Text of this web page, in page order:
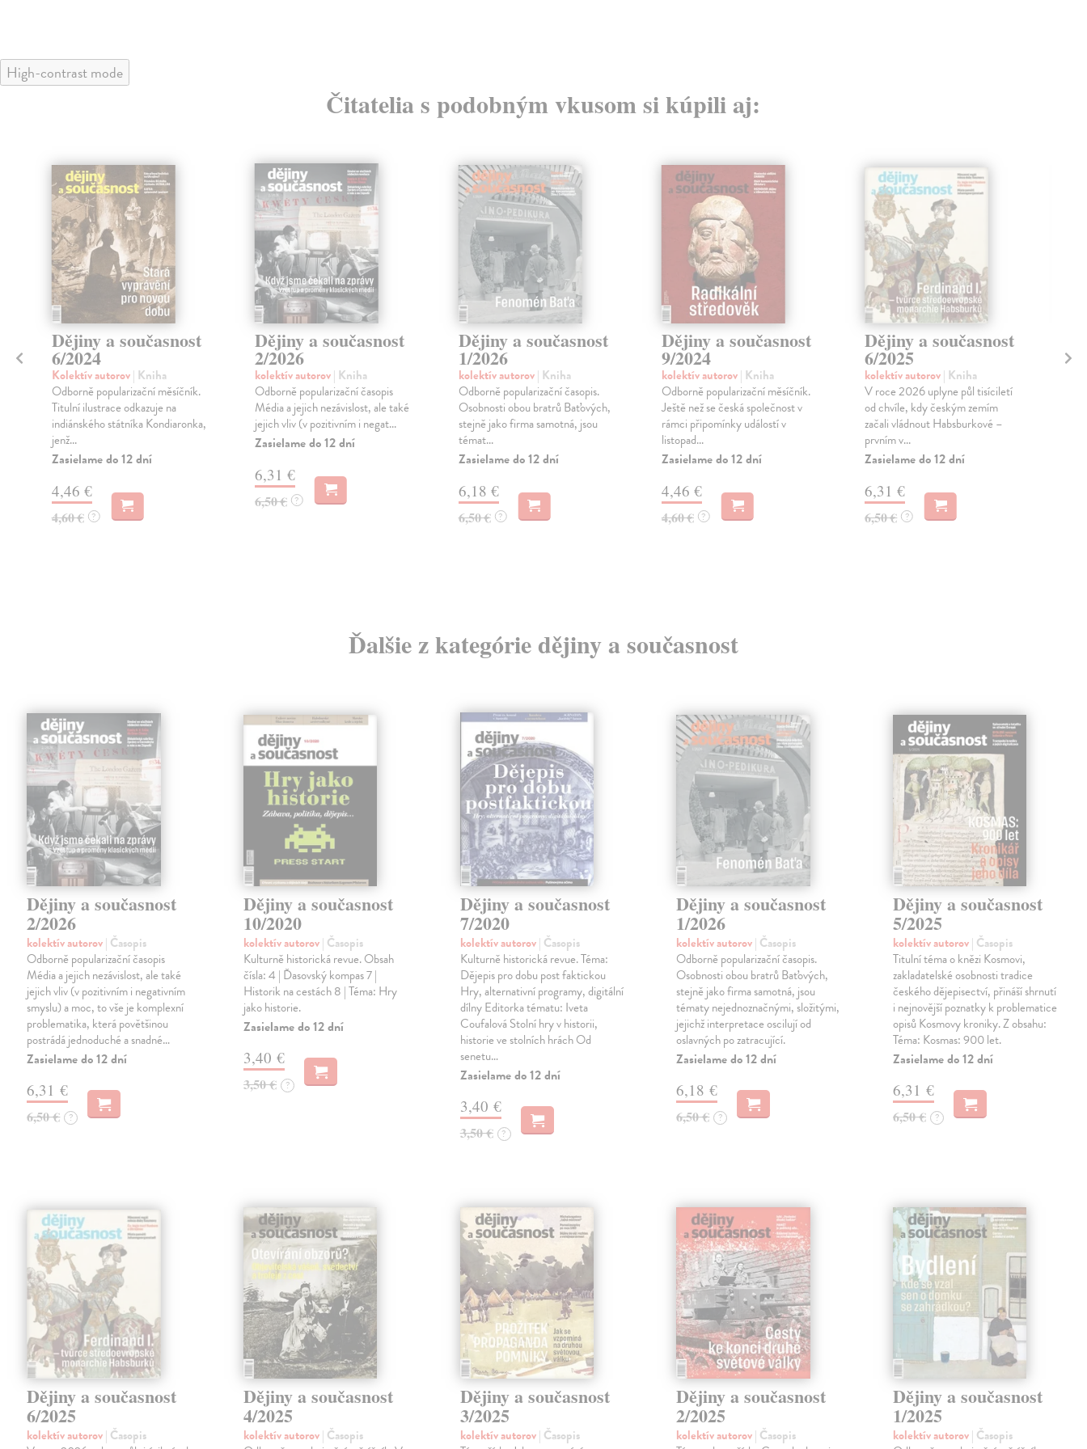
High-contrast mode
Čitatelia s podobným vkusom si kúpili aj:
Dějiny a současnost
6/2024
Kolektív autorov| Kniha
Odborně popularizační měsíčník.
Titulní ilustrace odkazuje na
indiánského státníka Kondiaronka,
jenž...
Zasielame do 12 dní
4,46 €
4,60 € ?
Dějiny a současnost
2/2026
kolektív autorov| Kniha
Odborně popularizační časopis
Média a jejich nezávislost, ale také
jejich vliv (v pozitivním i negat...
Zasielame do 12 dní
6,31 €
6,50 € ?
Dějiny a současnost
1/2026
kolektív autorov| Kniha
Odborně popularizační časopis.
Osobnosti obou bratrů Baťových,
stejně jako firma samotná, jsou
témat...
Zasielame do 12 dní
6,18 €
6,50 € ?
Dějiny a současnost
9/2024
kolektív autorov| Kniha
Odborně popularizační měsíčník.
Ještě než se česká společnost v
rámci připomínky událostí v
listopad...
Zasielame do 12 dní
4,46 €
4,60 € ?
Dějiny a současnost
6/2025
kolektív autorov| Kniha
V roce 2026 uplyne půl tisíciletí
od chvíle, kdy českým zemím
začali vládnout Habsburkové –
prvním v...
Zasielame do 12 dní
6,31 €
6,50 € ?
5/
Ďalšie z kategórie dějiny a současnost
Dějiny a současnost
2/2026
kolektív autorov| Časopis
Odborně popularizační časopis
Média a jejich nezávislost, ale také
jejich vliv (v pozitivním i negativním
smyslu) a moc, to vše je komplexní
problematika, která povětšinou
postrádá jednoduché a snadné…
Zasielame do 12 dní
6,31 €
6,50 € ?
Dějiny a současnost
10/2020
kolektív autorov| Časopis
Kulturně historická revue. Obsah
čísla: 4 | Ďasovský kompas 7 |
Historik na cestách 8 | Téma: Hry
jako historie.
Zasielame do 12 dní
3,40 €
3,50 € ?
Dějiny a současnost
7/2020
kolektív autorov| Časopis
Kulturně historická revue. Téma:
Dějepis pro dobu post faktickou
Hry, alternativní programy, digitální
dílny Editorka tématu: Iveta
Coufalová Stolní hry v historii,
historie ve stolních hrách Od
senetu…
Zasielame do 12 dní
3,40 €
3,50 € ?
Dějiny a současnost
1/2026
kolektív autorov| Časopis
Odborně popularizační časopis.
Osobnosti obou bratrů Baťových,
stejně jako firma samotná, jsou
tématy nejednoznačnými, složitými,
jejichž interpretace oscilují od
oslavných po zatracující.
Zasielame do 12 dní
6,18 €
6,50 € ?
Dějiny a současnost
5/2025
kolektív autorov| Časopis
Titulní téma o knězi Kosmovi,
zakladatelské osobnosti tradice
českého dějepisectví, přináší shrnutí
i nejnovější poznatky k problematice
opisů Kosmovy kroniky. Z obsahu:
Téma: Kosmas: 900 let.
Zasielame do 12 dní
6,31 €
6,50 € ?
Dějiny a současnost
6/2025
kolektív autorov| Časopis
Dějiny a současnost
4/2025
kolektív autorov| Časopis
Dějiny a současnost
3/2025
kolektív autorov| Časopis
Dějiny a současnost
2/2025
kolektív autorov| Časopis
Dějiny a současnost
1/2025
kolektív autorov| Časopis